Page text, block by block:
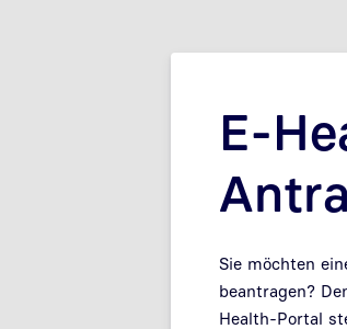
E-
Sie möchten
beantragen?
Health-Portal